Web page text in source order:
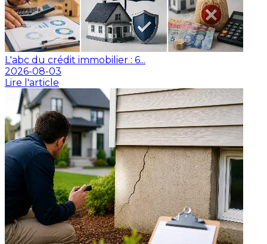
L'abc du crédit immobilier : 6...
2026-08-03
Lire l'article